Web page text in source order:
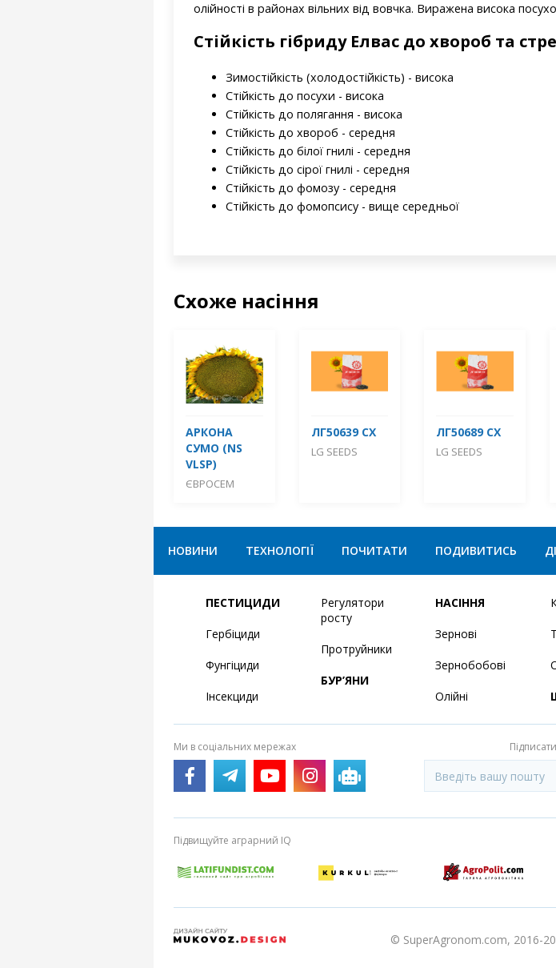
олійності в районах вільних від вовчка. Виражена висока
Стійкість гібриду Елвас до хвороб та
Зимостійкість (холодостійкість) - висока
Стійкість до посухи - висока
Стійкість до полягання - висока
Стійкість до хвороб - середня
Стійкість до білої гнилі - середня
Стійкість до сірої гнилі - середня
Стійкість до фомозу - середня
Стійкість до фомопсису - вище середньої
Схоже насіння
АРКОНА
СУМО (NS
VLSP)
ЄВРОСЕМ
ЛГ50639 СХ
LG SEEDS
ЛГ50689 СХ
LG SEEDS
НОВИНИ ТЕХНОЛОГІЇ ПОЧИТАТИ ПОДИВИТИСЬ
ПЕСТИЦИДИ
Гербіциди
Фунгіциди
Інсекциди
Регулятори
росту
Протруйники
БУР’ЯНИ
НАСІННЯ
Зернові
Зернобобові
Олійні
Ми в соціальних мережах
Підвищуйте аграрний IQ
© SuperAgronom.com, 2016-